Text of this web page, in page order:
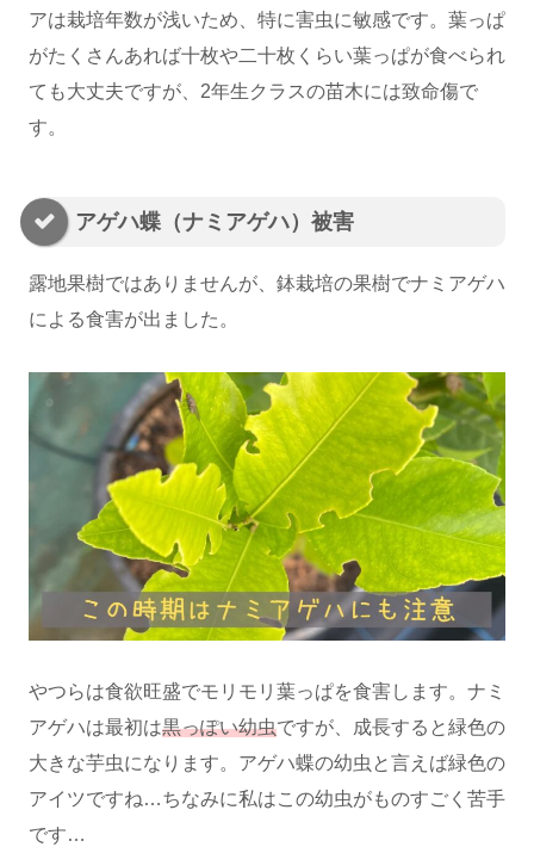
アは栽培年数が浅いため、特に害虫に敏感です。葉っぱ
がたくさんあれば十枚や二十枚くらい葉っぱが食べられ
ても大丈夫ですが、2年生クラスの苗木には致命傷で
す。
アゲハ蝶（ナミアゲハ）被害
露地果樹ではありませんが、鉢栽培の果樹でナミアゲハ
による食害が出ました。
やつらは食欲旺盛でモリモリ葉っぱを食害します。ナミ
アゲハは最初は黒っぽい幼虫ですが、成長すると緑色の
大きな芋虫になります。アゲハ蝶の幼虫と言えば緑色の
アイツですね…ちなみに私はこの幼虫がものすごく苦手
です…